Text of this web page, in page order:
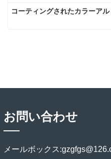
コーティングされたカラーア
お問い合わせ
メールボックス: